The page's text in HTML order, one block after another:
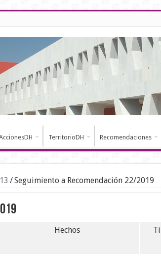
TerritorioDH Recomendaciones
/Seguimiento a Recomendación 22/2019
Hechos